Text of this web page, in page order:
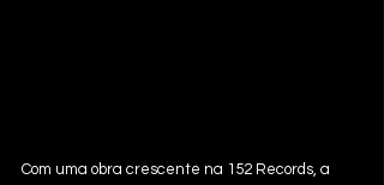
Com uma obra crescente na 152 Records, a